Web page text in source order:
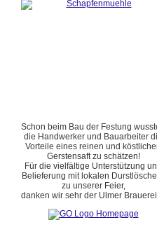
Schon beim Bau der Festung
die Handwerker und Bauarbeiter
Vorteile eines reinen und
Gerstensaft zu schätzen!
Für die vielfältige Unterstützung
Belieferung mit lokalen
zu unserer Feier,
danken wir sehr der Ulmer